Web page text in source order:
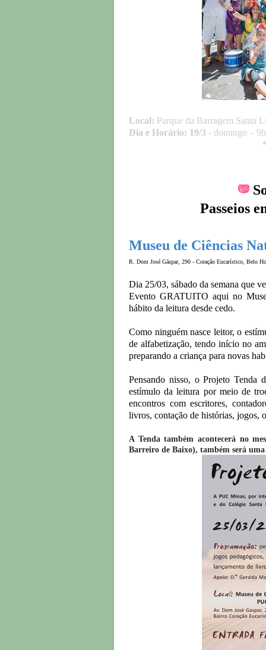
Local: Parque da Barragem Santa
Dia e Horário: 19/3 - domingo –
Passeios
Museu de Ciências
R. Dom José Gáspar, 290 - Coração Eucarístico, Belo
Dia 25/03, sábado da semana que
Evento GRATUITO aqui no
hábito da leitura desde cedo.
Como ninguém nasce leitor, o
de alfabetização, tendo início no
preparando a criança para novas
Pensando nisso, o Projeto
estímulo da leitura por meio de
encontros com escritores,
livros, contação de histórias, jogos,
A Tenda também acontecerá no
Barreiro de Baixo), também será